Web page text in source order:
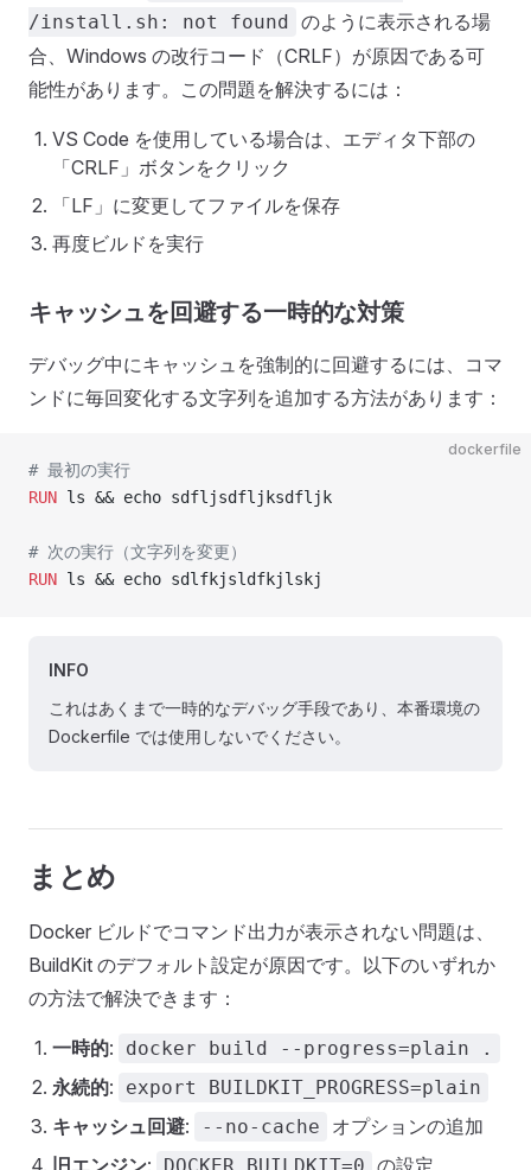
/install.sh: not found のように表示される場
合、Windows の改行コード（CRLF）が原因である可
能性があります。この問題を解決するには：
VS Code を使用している場合は、エディタ下部の
「CRLF」ボタンをクリック
「LF」に変更してファイルを保存
再度ビルドを実行
キャッシュを回避する一時的な対策
デバッグ中にキャッシュを強制的に回避するには、コマ
ンドに毎回変化する文字列を追加する方法があります：
dockerfile
# 最初の実行
RUN ls && echo sdfljsdfljksdfljk
# 次の実行（文字列を変更）
RUN ls && echo sdlfkjsldfkjlskj
INFO
これはあくまで一時的なデバッグ手段であり、本番環境の
Dockerfile では使用しないでください。
まとめ
Docker ビルドでコマンド出力が表示されない問題は、
BuildKit のデフォルト設定が原因です。以下のいずれか
の方法で解決できます：
一時的: docker build --progress=plain .
永続的: export BUILDKIT_PROGRESS=plain
キャッシュ回避: --no-cache
オプションの追加
旧エンジン: の設定